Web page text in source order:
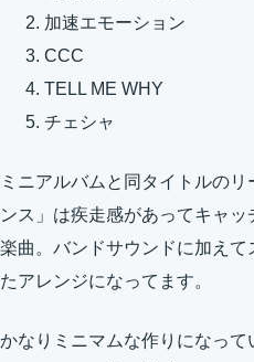
加速エモーション
CCC
TELL ME WHY
チェシャ
ミニアルバムと同タイトルの
ンス」は疾走感があってキャ
楽曲。バンドサウンドに加え
たアレンジになってます。
かなりミニマムな作りになっ